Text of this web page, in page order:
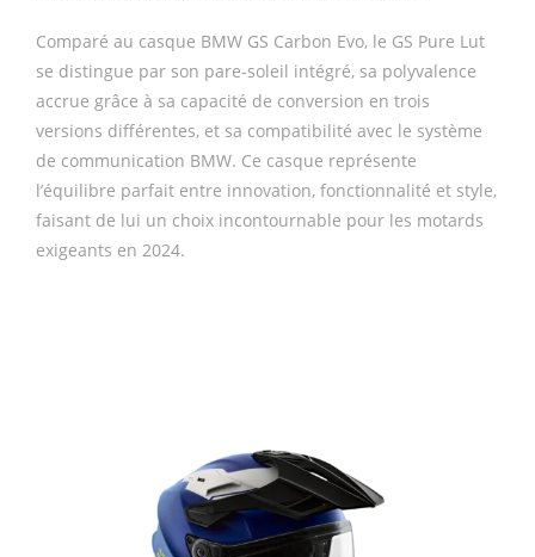
Comparé au casque BMW GS Carbon Evo, le GS Pure Lut
se distingue par son pare-soleil intégré, sa polyvalence
accrue grâce à sa capacité de conversion en trois
versions différentes, et sa compatibilité avec le système
de communication BMW. Ce casque représente
l’équilibre parfait entre innovation, fonctionnalité et style,
faisant de lui un choix incontournable pour les motards
exigeants en 2024.